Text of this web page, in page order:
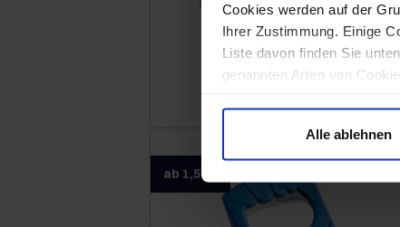
Cookies werden auf der
Ihrer Zustimmung. Einige
Liste davon finden Sie
genannten Arten von
Alle ablehnen
Kellnermesser
ab 1,59 €